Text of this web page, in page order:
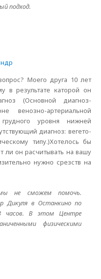
подход.
Моего друга 10 лет
в результате каторой он
(Основной диагноз-
венозно-артериальной
уровня нижней
диагноз: вегето-
типу.)Хотелось бы
ли он расчитывать на вашу
нужно срезств на
не сможем помочь.
Дикуля в Останкино по
часов. В этом Центре
физическими